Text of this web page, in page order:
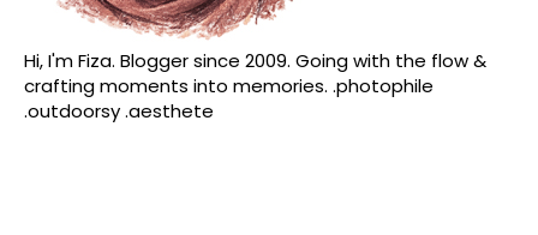
Hi, I'm Fiza. Blogger since 2009. Going with the flow &
crafting moments into memories. .photophile
.outdoorsy .aesthete